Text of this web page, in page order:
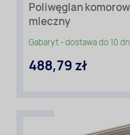
Poliwęglan
mleczny
Gabaryt - dostawa do 10
488,79 zł
Długość
[m]:
7
[m]:
1,05